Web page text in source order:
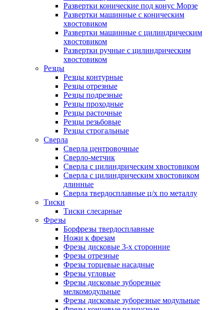
Развертки конические под конус Морзе
Развертки машинные с коническим
хвостовиком
Развертки машинные с цилиндрическим
хвостовиком
Развертки ручные с цилиндрическим
хвостовиком
Резцы
Резцы контурные
Резцы отрезные
Резцы подрезные
Резцы проходные
Резцы расточные
Резцы резьбовые
Резцы строгальные
Сверла
Сверла центровочные
Сверло-метчик
Сверла с цилиндрическим хвостовиком
Сверла с цилиндрическим хвостовиком
длинные
Сверла твердосплавные ц/х по металлу
Тиски
Тиски слесарные
Фрезы
Борфрезы твердосплавные
Ножи к фрезам
Фрезы дисковые 3-х сторонние
Фрезы отрезные
Фрезы торцевые насадные
Фрезы угловые
Фрезы дисковые зуборезные
мелкомодульные
Фрезы дисковые зуборезные модульные